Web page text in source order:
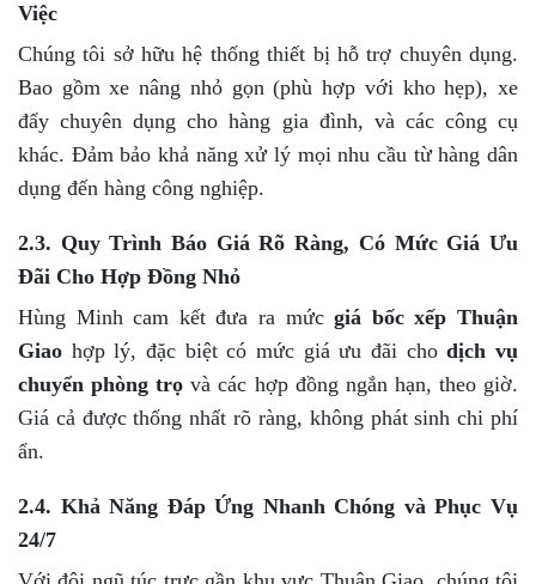
Việc
Chúng tôi sở hữu hệ thống thiết bị hỗ trợ chuyên dụng.
Bao gồm xe nâng nhỏ gọn (phù hợp với kho hẹp), xe
đẩy chuyên dụng cho hàng gia đình, và các công cụ
khác. Đảm bảo khả năng xử lý mọi nhu cầu từ hàng dân
dụng đến hàng công nghiệp.
2.3. Quy Trình Báo Giá Rõ Ràng, Có Mức Giá Ưu
Đãi Cho Hợp Đồng Nhỏ
Hùng Minh cam kết đưa ra mứcgiá bốc xếp Thuận
Giao hợp lý, đặc biệt có mức giá ưu đãi chodịch vụ
chuyển phòng trọ và các hợp đồng ngắn hạn, theo giờ.
Giá cả được thống nhất rõ ràng, không phát sinh chi phí
ẩn.
2.4. Khả Năng Đáp Ứng Nhanh Chóng và Phục Vụ
24/7